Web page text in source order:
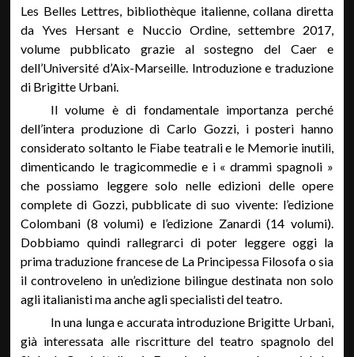
Les Belles Lettres, bibliothèque italienne, collana diretta
da Yves Hersant e Nuccio Ordine, settembre 2017,
volume pubblicato grazie al sostegno del Caer e
dell’Université d’Aix-Marseille. Introduzione e traduzione
di Brigitte Urbani.
Il volume è di fondamentale importanza perché
dell’intera produzione di Carlo Gozzi, i posteri hanno
considerato soltanto le Fiabe teatrali e le Memorie inutili,
dimenticando le tragicommedie e i « drammi spagnoli »
che possiamo leggere solo nelle edizioni delle opere
complete di Gozzi, pubblicate di suo vivente: l’edizione
Colombani (8 volumi) e l’edizione Zanardi (14 volumi).
Dobbiamo quindi rallegrarci di poter leggere oggi la
prima traduzione francese de La Principessa Filosofa o sia
il controveleno in un’edizione bilingue destinata non solo
agli italianisti ma anche agli specialisti del teatro.
In una lunga e accurata introduzione Brigitte Urbani,
già interessata alle riscritture del teatro spagnolo del